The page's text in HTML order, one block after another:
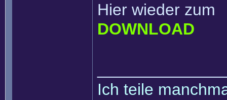
Hier wieder zum
DOWNLOAD
Ich teile